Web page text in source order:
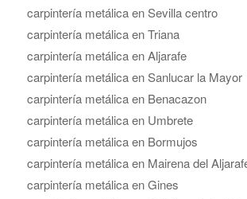
carpintería metálica en Sevilla centro
carpintería metálica en Triana
carpintería metálica en Aljarafe
carpintería metálica en Sanlucar la Mayor
carpintería metálica en Benacazon
carpintería metálica en Umbrete
carpintería metálica en Bormujos
carpintería metálica en Mairena del
carpintería metálica en Gines